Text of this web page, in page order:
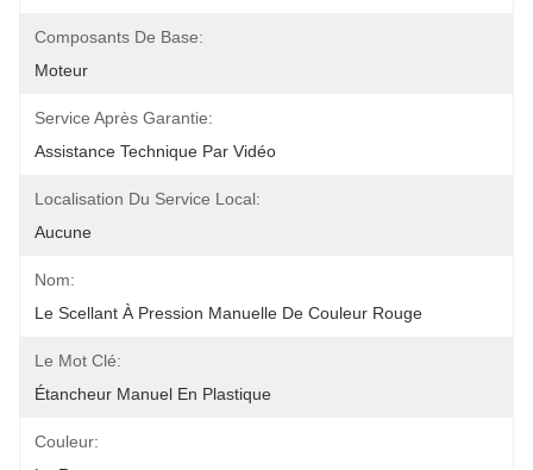
Composants De Base:
Moteur
Service Après Garantie:
Assistance Technique Par Vidéo
Localisation Du Service Local:
Aucune
Nom:
Le Scellant À Pression Manuelle De Couleur Rouge
Le Mot Clé:
Étancheur Manuel En Plastique
Couleur: